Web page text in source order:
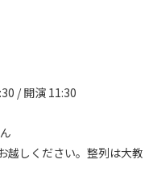
/ 開演 11:30
越しください。整列は大教